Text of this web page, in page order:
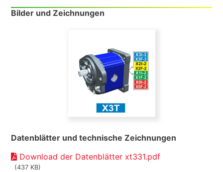
Bilder und Zeichnungen
Datenblätter und technische Zeichnungen
Download der Datenblätter xt331.pdf
(437 KB)